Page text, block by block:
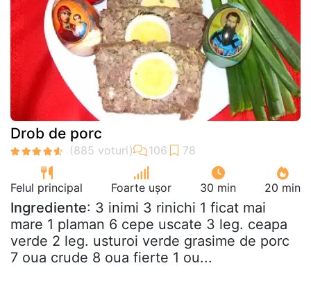
Drob de porc
Felul principal Foarte ușor 30 min 20 min
Ingrediente: 3 inimi 3 rinichi 1 ficat mai
mare 1 plaman 6 cepe uscate 3 leg. ceapa
verde 2 leg. usturoi verde grasime de porc
7 oua crude 8 oua fierte 1 ou...